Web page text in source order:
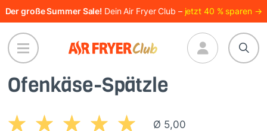
Direkt
zum
Inhalt
Der große Summer Sale! Dein Air Fryer Club – jetzt 40 % sparen →
Ofenkäse-Spätzle
Ø 5,00